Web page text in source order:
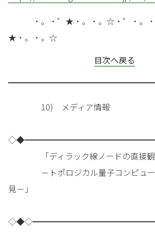
・。・゜★・。・。☆・゜・。・
★・。・。☆
目次へ戻る
10) メディア情報
「ディラック線ノードの直接観
－トポロジカル量子コンピュー
見－」